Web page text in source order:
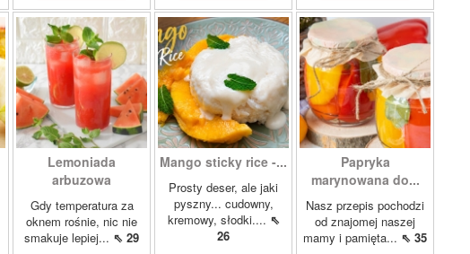
Lemoniada
arbuzowa
Gdy temperatura za
oknem rośnie, nic nie
smakuje lepiej... ⇖ 29
Mango sticky rice -...
Prosty deser, ale jaki
pyszny... cudowny,
kremowy, słodki.... ⇖
26
Papryka
marynowana do...
Nasz przepis pochodzi
od znajomej naszej
mamy i pamięta... ⇖ 35